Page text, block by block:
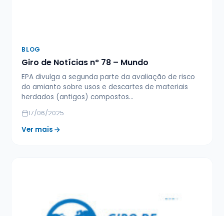
BLOG
Giro de Notícias n° 78 – Mundo
EPA divulga a segunda parte da avaliação de risco
do amianto sobre usos e descartes de materiais
herdados (antigos) compostos…
17/06/2025
Ver mais